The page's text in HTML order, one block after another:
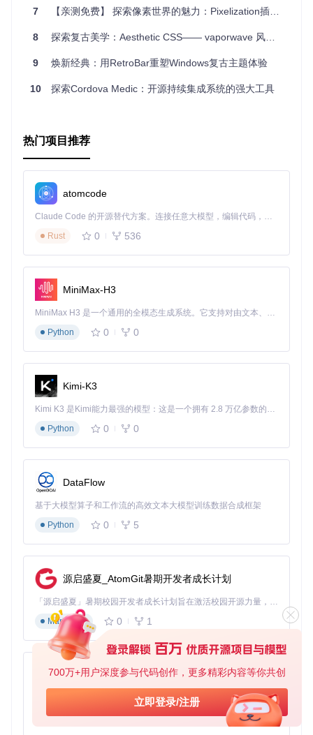
700万+用户深度参与代码创作，更多精彩内容等你共创
立即登录/注册
制。
通过集成jqmobile-metro-theme，你的应用不仅能拥有独特的
视觉吸引力，还能通过这些经过精心设计的交互元素提升用户
的操作直觉。对于追求个性化和对Windows Phone时代有情怀
的开发者来说，这是一个不可多得的宝藏。让我们一起重温并
创新那个时代的UI设计理念，在现代应用中再现其精髓。
7 【亲测免费】 探索像素世界的魅力：Pixelization插件深度体验
8 探索复古美学：Aesthetic CSS—— vaporwave 风格的前端框架
9 焕新经典：用RetroBar重塑Windows复古主题体验
10 探索Cordova Medic：开源持续集成系统的强大工具
热门项目推荐
atomcode
Claude Code 的开源替代方案。连接任意大模型，编辑代码，运行命令，自动验证 — 全自动执行。用 Rust 构建，极致性能。 ｜ An open-source alternative to Claude Code. Connect any LLM, edit code, run commands, and verify changes — autonomously. Built in Rust for speed. Get Started
Rust
0 536
MiniMax-H3
MiniMax H3 是一个通用的全模态生成系统。它支持对由文本、图像、视频和音频组成的多模态上下文进行统一理解，并能生成分辨率高达 2K、时长可达 15 秒的带原生立体声音频的视频。得益于面向任务泛化的系统设计，H3 在预训练阶段就已具备广泛的多模态上下文理解与生成能力，能够出色地执行复杂的多模态指令。
Python
0 0
Kimi-K3
Kimi K3 是Kimi能力最强的模型：这是一个拥有 2.8 万亿参数的混合专家（MoE）模型，具备原生视觉理解能力，并支持 100 万 token 的上下文窗口。
Python
0 0
DataFlow
基于大模型算子和工作流的高效文本大模型训练数据合成框架
Python
0 5
源启盛夏_AtomGit暑期开发者成长计划
「源启盛夏」暑期校园开发者成长计划旨在激活校园开源力量，通过积分激励、认证扶持、资源倾斜等形式，引导高校组织和开发者完成「入驻 — 建项目 — 做贡献 — 获认证 — 得资源」的完整闭环。无论你是想带领社团入驻平台的组织者，还是希望用代码贡献证明自己的开发者，都能在这里找到属于你的成长路径。
Markdown
0 1
py-xiaozhi
基于Python的Xiaozhi AI，适用于想要完整Xiaozhi体验而无需拥有专用硬件的用户。
Python
0 1